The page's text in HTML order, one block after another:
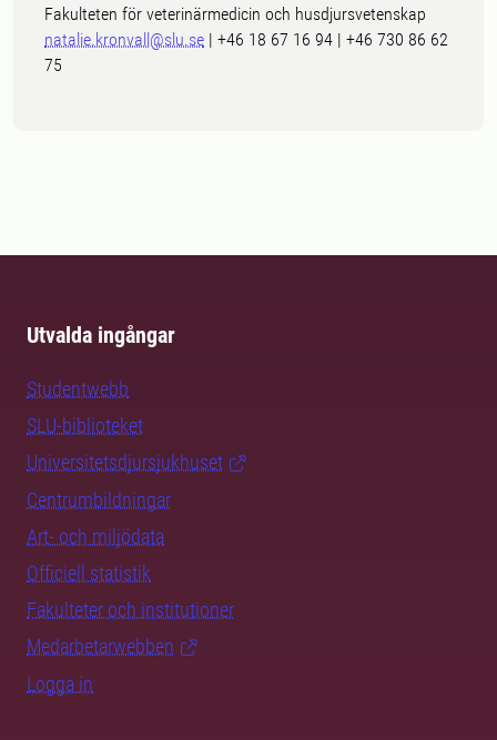
Fakulteten för veterinärmedicin och husdjursvetenskap
natalie.kronvall@slu.se | +46 18 67 16 94 | +46 730 86 62
75
Utvalda ingångar
Studentwebb
SLU-biblioteket
Universitetsdjursjukhuset
Centrumbildningar
Art- och miljödata
Officiell statistik
Fakulteter och institutioner
Medarbetarwebben
Logga in